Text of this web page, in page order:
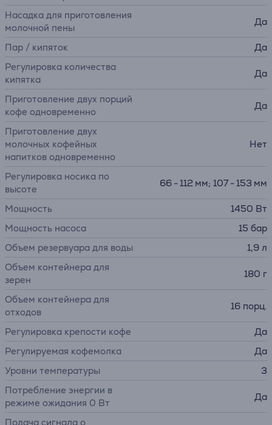
Насадка для приготовления
молочной пены
Да
Пар / кипяток
Да
Регулировка количества
кипятка
Да
Приготовление двух порций
кофе одновременно
Да
Приготовление двух
молочных кофейных
напитков одновременно
Нет
Регулировка носика по
высоте
66 - 112 мм; 107 - 153 мм
Мощность
1450 Вт
Мощность насоса
15 бар
Объем резервуара для воды
1,9 л
Объем контейнера для
зерен
180 г
Объем контейнера для
отходов
16 порц.
Регулировка крепости кофе
Да
Регулируемая кофемолка
Да
Уровни температуры
3
Потребление энергии в
режиме ожидания 0 Вт
Да
Подача сигнала о